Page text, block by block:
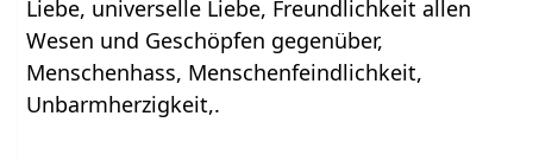
Liebe, universelle Liebe, Freundlichkeit allen
Wesen und Geschöpfen gegenüber,
Menschenhass, Menschenfeindlichkeit,
Unbarmherzigkeit,.